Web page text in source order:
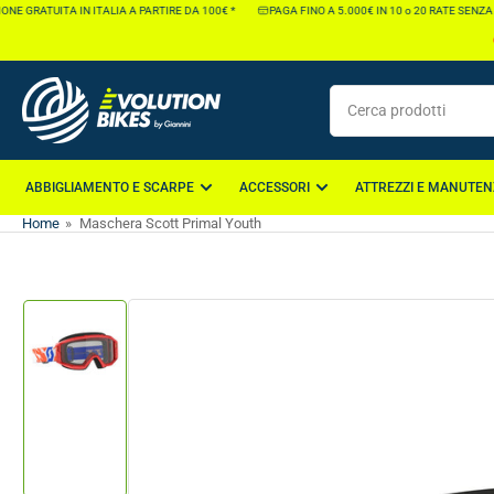
Vai
ai
contenuti
GRATUITA IN ITALIA A PARTIRE DA 100€ * PAGA FINO A 5.000€ IN 10 o 20 RATE SENZA
Cerca
prodotti
ABBIGLIAMENTO E SCARPE ACCESSORI ATTREZZI E
Home » Maschera Scott Primal Youth
Vai
direttamente
alle